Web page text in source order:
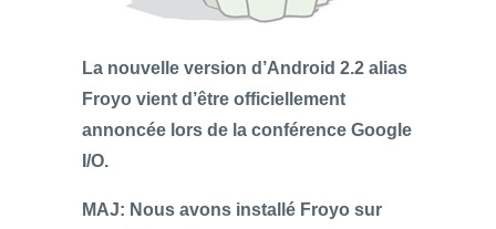
La nouvelle version d’Android 2.2 alias
Froyo vient d’être officiellement
annoncée lors de la conférence Google
I/O.
MAJ: Nous avons installé Froyo sur